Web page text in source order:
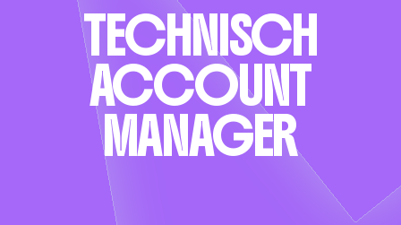
TECHNISCH
ACCOUNT
MANAGER